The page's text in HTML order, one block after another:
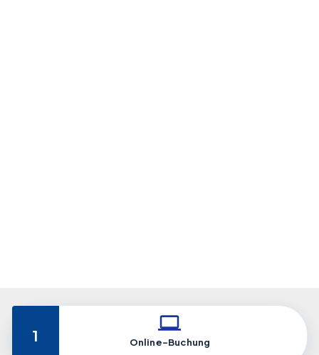
1 Online-Buchung